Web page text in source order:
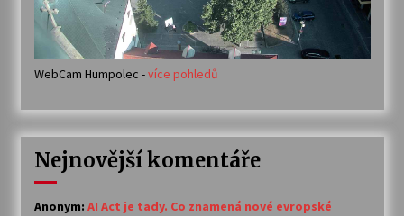
WebCam Humpolec -více pohledů
Nejnovější komentáře
Anonym: AI Act je tady. Co znamená nové evropské